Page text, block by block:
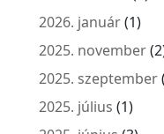
2026. január(1)
2025. november
2025. szeptember
2025. július (1)